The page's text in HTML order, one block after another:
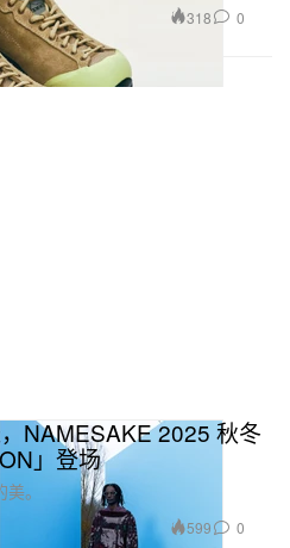
318 0
NAMESAKE 2025 秋冬
」登场
。
599 0